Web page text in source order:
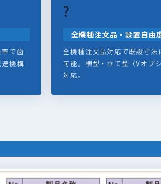
で歯
機構
?
全機種注文品・設置自由
全機種注文品対応で既設寸法
可能。横型・立て型（Vオプ
対応。